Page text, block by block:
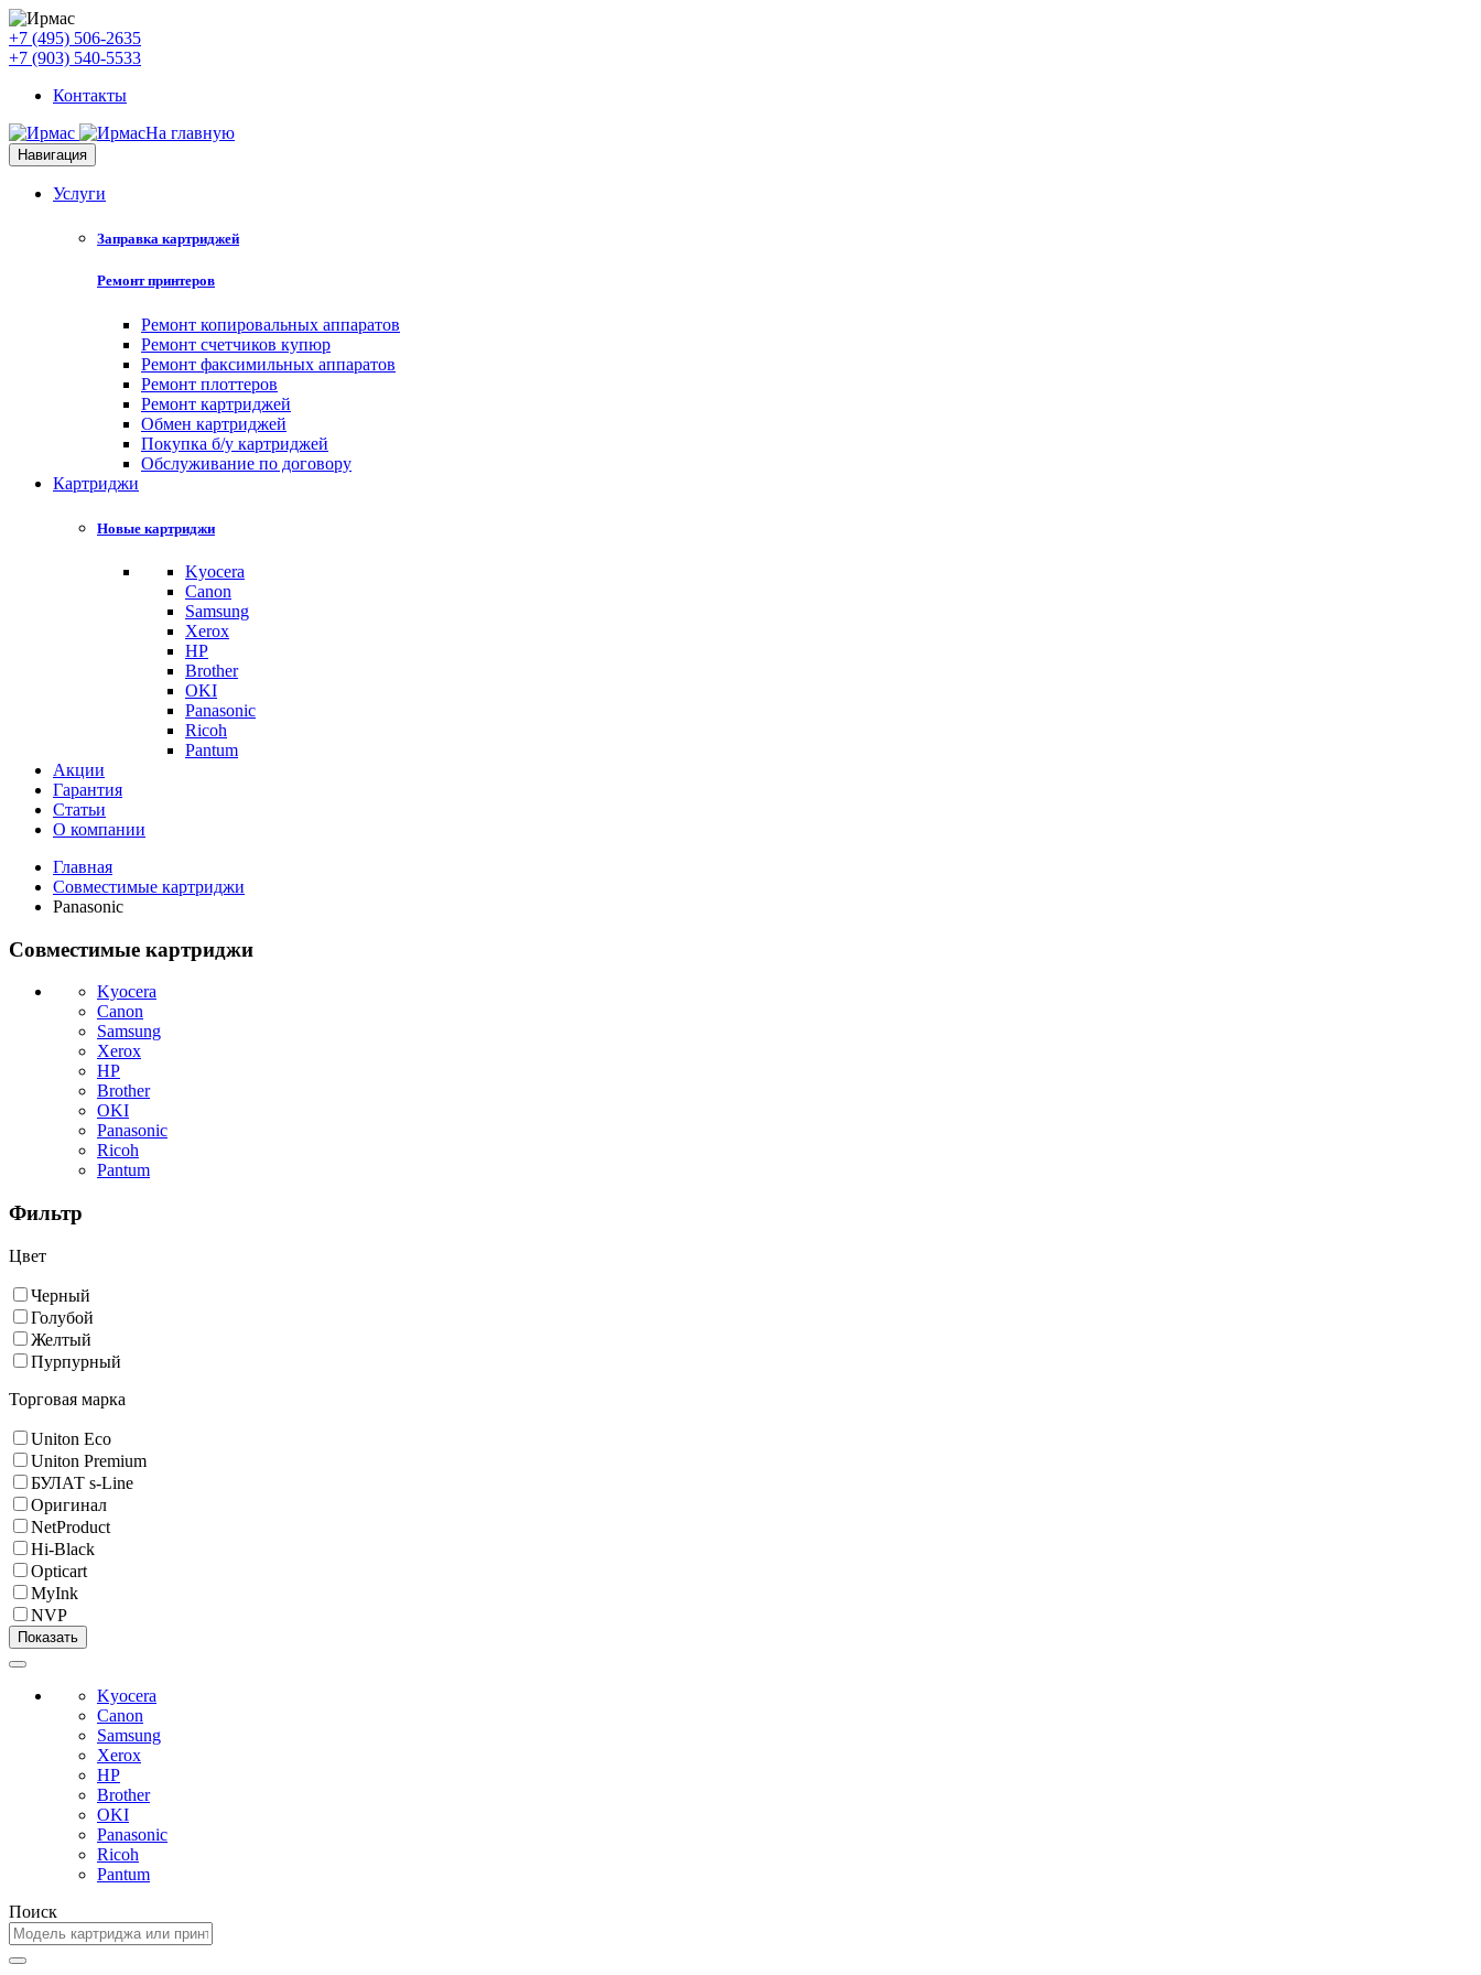
+7 (495) 506-2635
+7 (903) 540-5533
Контакты
На главную
Навигация
Услуги
Заправка картриджей
Ремонт принтеров
Ремонт копировальных аппаратов
Ремонт счетчиков купюр
Ремонт факсимильных аппаратов
Ремонт плоттеров
Ремонт картриджей
Обмен картриджей
Покупка б/у картриджей
Обслуживание по договору
Картриджи
Новые картриджи
Kyocera
Canon
Samsung
Xerox
HP
Brother
OKI
Panasonic
Ricoh
Pantum
Акции
Гарантия
Статьи
О компании
Главная
Совместимые картриджи
Panasonic
Совместимые картриджи
Kyocera
Canon
Samsung
Xerox
HP
Brother
OKI
Panasonic
Ricoh
Pantum
Фильтр
Цвет
Черный
Голубой
Желтый
Пурпурный
Торговая марка
Uniton Eco
Uniton Premium
БУЛАТ s-Line
Оригинал
NetProduct
Hi-Black
Opticart
MyInk
NVP
Kyocera
Canon
Samsung
Xerox
HP
Brother
OKI
Panasonic
Ricoh
Pantum
Поиск